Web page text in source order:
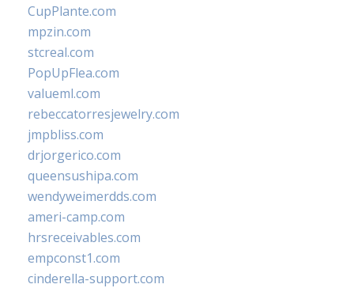
CupPlante.com
mpzin.com
stcreal.com
PopUpFlea.com
valueml.com
rebeccatorresjewelry.com
jmpbliss.com
drjorgerico.com
queensushipa.com
wendyweimerdds.com
ameri-camp.com
hrsreceivables.com
empconst1.com
cinderella-support.com